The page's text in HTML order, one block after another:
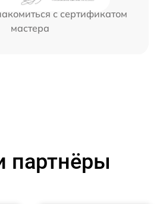
с сертификатом
мастера
партнёры